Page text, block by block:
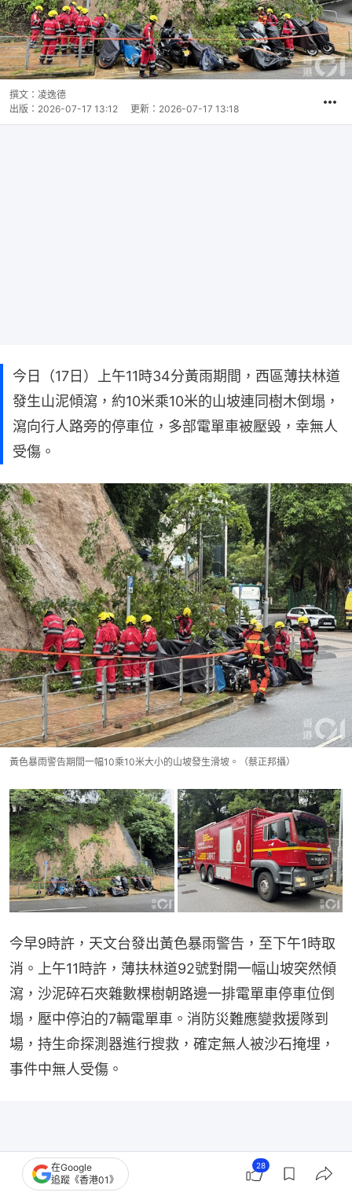
撰文： 凌逸德
出版： 2026-07-17 13:12 更新： 2026-07-17 13:18
今日（17日）上午11時34分黃雨期間，西區薄扶林道
發生山泥傾瀉，約10米乘10米的山坡連同樹木倒塌，
瀉向行人路旁的停車位，多部電單車被壓毀，幸無人
受傷。
黃色暴雨警告期間一幅10乘10米大小的山坡發生滑坡。（蔡正邦攝）
今早9時許，天文台發出黃色暴雨警告，至下午1時取
消。上午11時許，薄扶林道92號對開一幅山坡突然傾
瀉，沙泥碎石夾雜數棵樹朝路邊一排電單車停車位倒
塌，壓中停泊的7輛電單車。消防災難應變救援隊到
場，持生命探測器進行搜救，確定無人被沙石掩埋，
事件中無人受傷。
在Google
追蹤《香港01》
28